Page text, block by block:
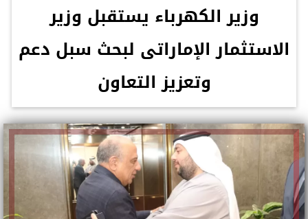
وزير الكهرباء يستقبل وزير
الاستثمار الإماراتى لبحث سبل دعم
وتعزيز التعاون